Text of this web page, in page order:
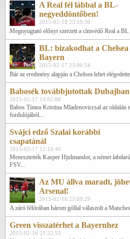
A Real fél lábbal a BL-
negyeddöntőben!
2015-02-18 23:19:30
Megnyugtató előnyt szerzett a címvédő Real a
BL: bizakodhat a Chelsea
Bayern
2015-02-17 23:06:54
Bár az eredmény alapján a Chelsea lehet
Babosék továbbjutottak Dubajban
2015-02-17 14:02:08
Babos Tímea Kristina Mladenoviccsal az oldalán
fordulójából...
Svájci edző Szalai korábbi
csapatánál
2015-02-17 12:10:46
Menesztették Kasper Hjulmandot, a német
FSV...
Az MU állva maradt,
Arsenal!
2015-02-16 23:09:29
A záró félórában három góllal válaszolt a
Green visszatérhet a Bayernhez
2015-02-16 21:52:53